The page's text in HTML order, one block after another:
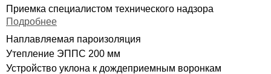
Приемка специалистом технического надзора
Подробнее
Наплавляемая пароизоляция
Утепление ЭППС 200 мм
Устройство уклона к дождеприемным воронкам